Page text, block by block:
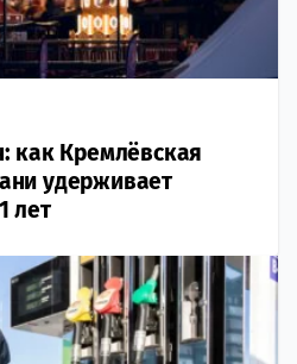
как Кремлёвская
удерживает
лет